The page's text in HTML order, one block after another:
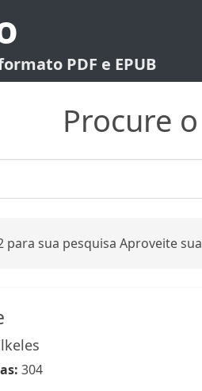
PDF e EPUB
Procure
sua pesquisa Aproveite
304